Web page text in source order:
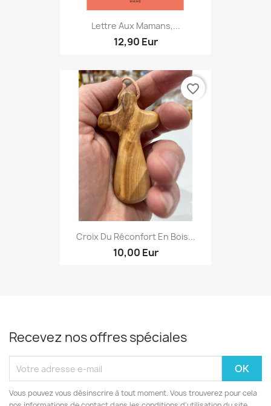
Lettre Aux Mamans,...
12,90 Eur
Croix Du Réconfort En Bois...
10,00 Eur
favorite_border
Recevez nos offres spéciales
Vous pouvez vous désinscrire à tout moment. Vous trouverez pour cela